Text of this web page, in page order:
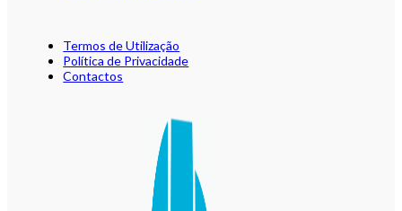
Termos de Utilização
Política de Privacidade
Contactos